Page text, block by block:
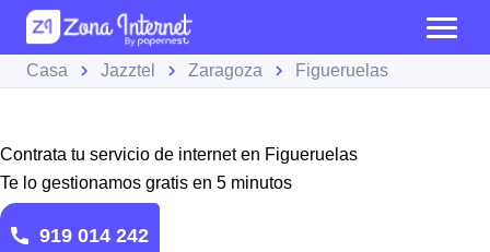
Casa Jazztel Zaragoza Figueruelas
Contrata tu servicio de internet en Figueruelas
Te lo gestionamos gratis en 5 minutos
919 014 242